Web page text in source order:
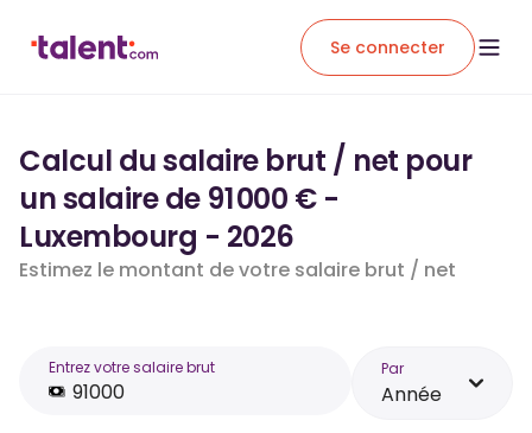
Se connecter
Calcul du salaire brut / net pour
un salaire de 91 000 € -
Luxembourg - 2026
Estimez le montant de votre salaire brut / net
Entrez votre salaire brut Par
Année